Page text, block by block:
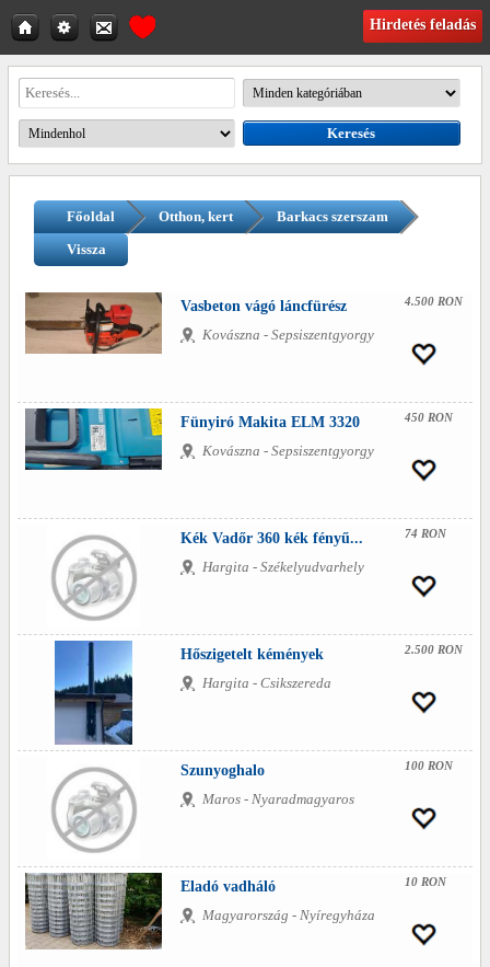
Hirdetés feladás
Főoldal Otthon, kert
Barkacs szerszam
Vissza
Vasbeton vágó láncfürész
Kovászna - Sepsiszentgyorgy
4.500 RON
Fünyiró Makita ELM 3320
Kovászna - Sepsiszentgyorgy
450 RON
Kék Vadőr 360 kék fényű...
Hargita - Székelyudvarhely
74 RON
Hőszigetelt kémények
Hargita - Csikszereda
2.500 RON
Szunyoghalo
Maros - Nyaradmagyaros
100 RON
Eladó vadháló
Magyarország - Nyíregyháza
10 RON